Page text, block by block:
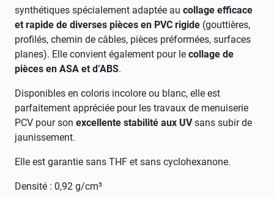
synthétiques spécialement adaptée au collage efficace
et rapide de diverses pièces en PVC rigide (gouttières,
profilés, chemin de câbles, pièces préformées, surfaces
planes). Elle convient également pour le collage de
pièces en ASA et d’ABS.
Disponibles en coloris incolore ou blanc, elle est
parfaitement appréciée pour les travaux de menuiserie
PCV pour son excellente stabilité aux UVsans subir de
jaunissement.
Elle est garantie sans THF et sans cyclohexanone.
Densité : 0,92 g/cm³